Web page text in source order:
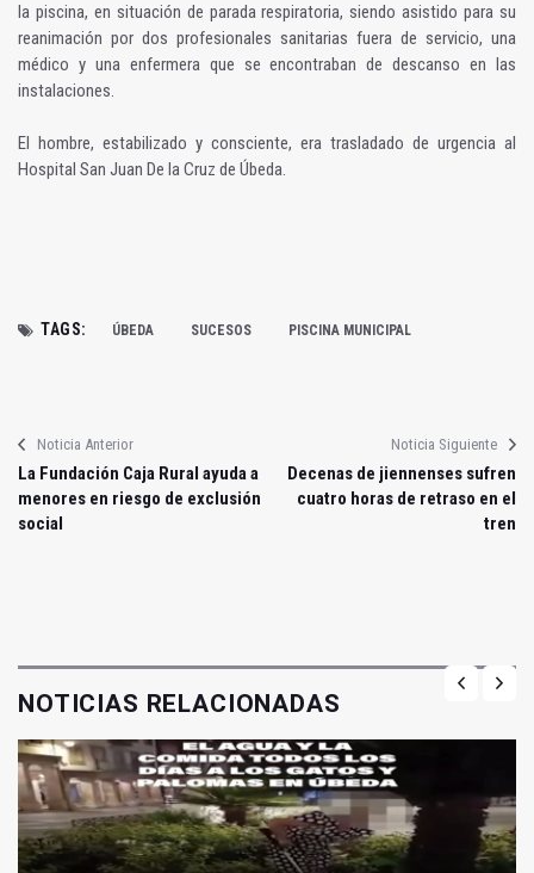
la piscina, en situación de parada respiratoria, siendo asistido para su
reanimación por dos profesionales sanitarias fuera de servicio, una
médico y una enfermera que se encontraban de descanso en las
instalaciones.
El hombre, estabilizado y consciente, era trasladado de urgencia al
Hospital San Juan De la Cruz de Úbeda.
TAGS: ÚBEDA SUCESOS PISCINA MUNICIPAL
Noticia Anterior
La Fundación Caja Rural ayuda a
menores en riesgo de exclusión
social
Noticia Siguiente
Decenas de jiennenses sufren
cuatro horas de retraso en el
tren
NOTICIAS RELACIONADAS